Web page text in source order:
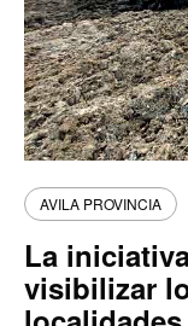
AVILA PROVINCIA
La
visibilizar